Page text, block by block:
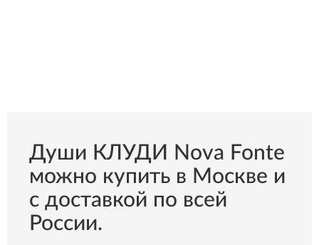
Души КЛУДИ Nova Fonte
можно купить в Москве и
с доставкой по всей
России.